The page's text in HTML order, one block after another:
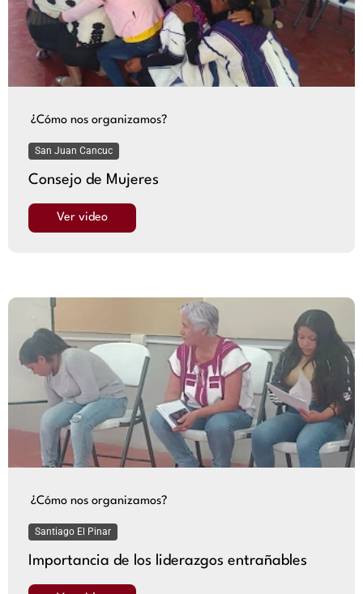
¿Cómo nos organizamos?
San Juan Cancuc
Consejo de Mujeres
Ver video
¿Cómo nos organizamos?
Santiago El Pinar
Importancia de los liderazgos entrañables